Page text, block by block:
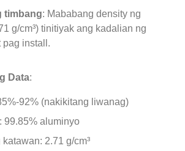
timbang: Mababang density ng
g/cm³) tinitiyak ang kadalian ng
pag install.
Data:
92% (nakikitang liwanag)
99.85% aluminyo
2.71 g/cm³